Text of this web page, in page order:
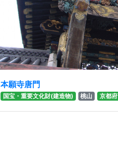
本願寺唐門
国宝・重要文化財(建造物) 桃山 京都府